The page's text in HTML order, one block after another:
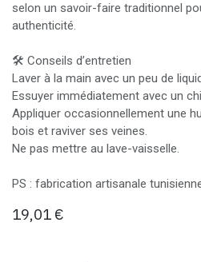
selon un savoir-faire traditionnel
authenticité.
🛠️ Conseils d’entretien
Laver à la main avec un peu de
Essuyer immédiatement avec un
Appliquer occasionnellement une
bois et raviver ses veines.
Ne pas mettre au lave-vaisselle.
PS : fabrication artisanale
19,01 €